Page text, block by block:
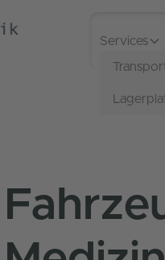
Services